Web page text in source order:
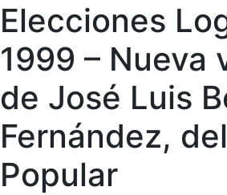
Elecciones
1999 – Nueva
de José Luis
Fernández,
Popular